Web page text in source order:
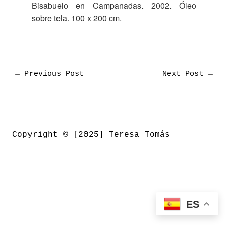
Bisabuelo en Campanadas. 2002. Óleo
sobre tela. 100 x 200 cm.
←Previous Post Next Post→
Copyright © [2025] Teresa Tomás
ES